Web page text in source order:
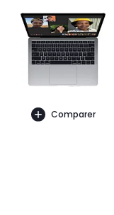
Comparer